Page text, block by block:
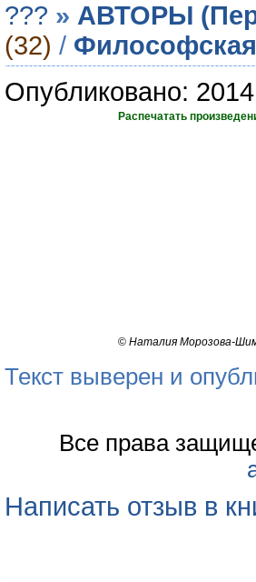
??? » АВТОРЫ
(32) /
Опубликовано:
Распечатать
© Наталия Морозова-
Текст выверен и
Все права
Написать отзыв в